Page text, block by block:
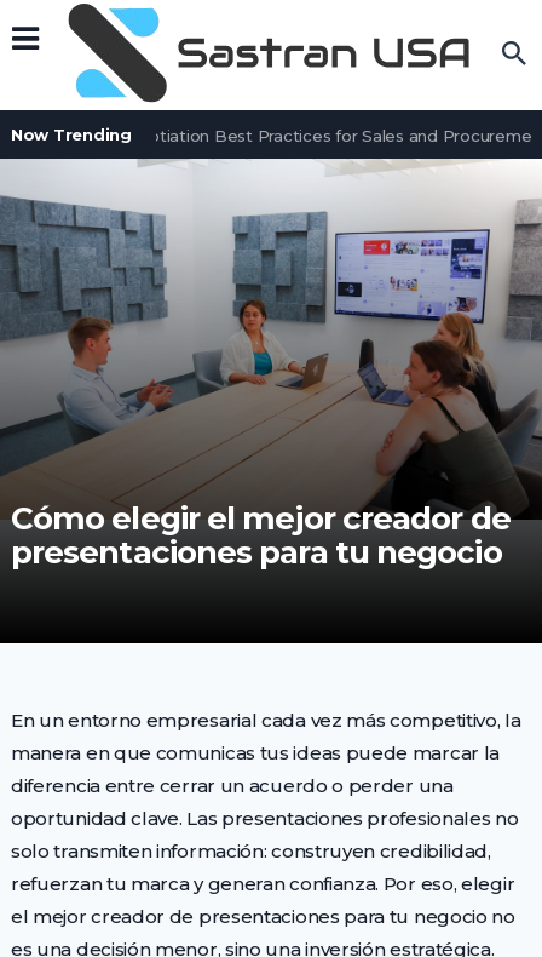
Now Trending
Contract Negotiation Best Practices for Sales and Procurement
Cómo elegir el mejor creador de
presentaciones para tu negocio
En un entorno empresarial cada vez más competitivo, la
manera en que comunicas tus ideas puede marcar la
diferencia entre cerrar un acuerdo o perder una
oportunidad clave. Las presentaciones profesionales no
solo transmiten información: construyen credibilidad,
refuerzan tu marca y generan confianza. Por eso, elegir
el mejor creador de presentaciones para tu negocio no
es una decisión menor, sino una inversión estratégica.